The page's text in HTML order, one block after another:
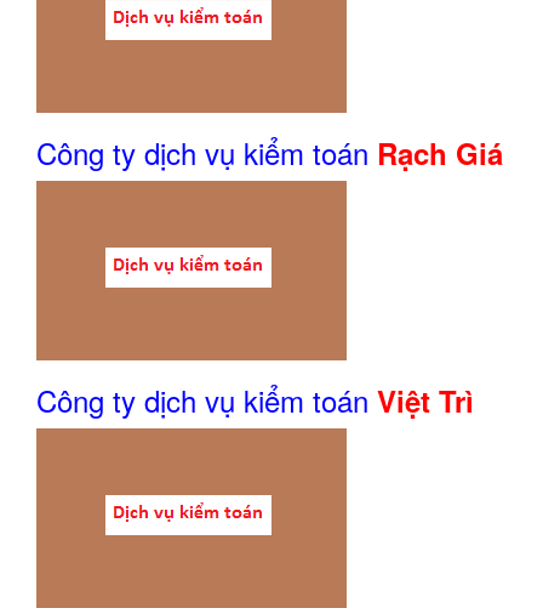
Công ty dịch vụ kiểm toán Rạch Giá
Công ty dịch vụ kiểm toán Việt Trì